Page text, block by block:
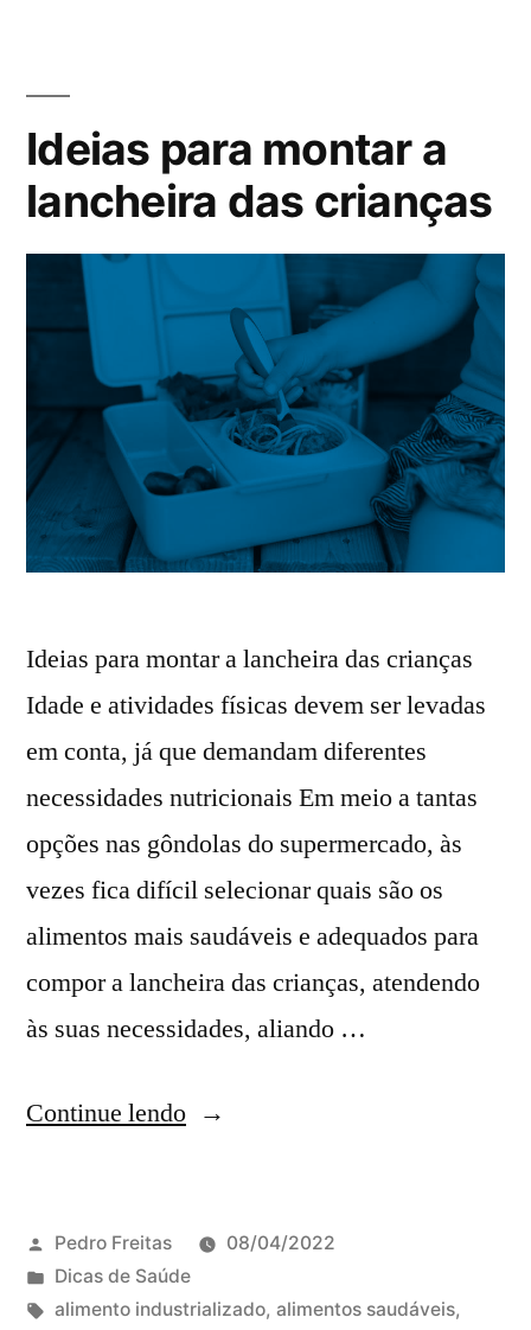
Ideias para montar a
lancheira das crianças
Ideias para montar a lancheira das crianças
Idade e atividades físicas devem ser levadas
em conta, já que demandam diferentes
necessidades nutricionais Em meio a tantas
opções nas gôndolas do supermercado, às
vezes fica difícil selecionar quais são os
alimentos mais saudáveis e adequados para
compor a lancheira das crianças, atendendo
às suas necessidades, aliando …
Continue lendo
Pedro Freitas
08/04/2022
Dicas de Saúde
alimento industrializado, alimentos saudáveis,